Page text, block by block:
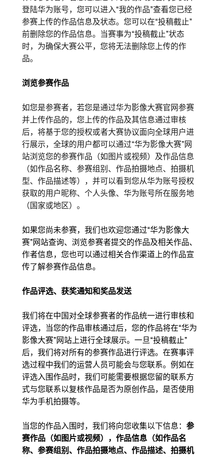
登陆华为账号，您可以进入“我的作品”查看您已经
参赛上传的作品信息及状态。您可以在“投稿截止”
前删除您的作品信息。当赛事为“投稿截止”状态
时，为确保大赛公平，您将无法删除您上传的作
品。
浏览参赛作品
如您是参赛者，若您是通过华为影像大赛官网参赛
并上传作品的，您上传的作品及其信息通过审核
后，将基于您的授权或者大赛协议面向全球用户进
行展示，全球的用户都可以通过“华为影像大赛”网
站浏览您的参赛作品（如图片或视频）及作品信息
（如作品名称、参赛组别、作品拍摄地点、拍摄机
型、作品描述等），并可以看到您从华为账号授权
获取的用户昵称、个人头像、华为账号所在服务地
（国家或地区）。
如果您尚未参赛，我们也欢迎您通过“华为影像大
赛”网站查询、浏览参赛者提交的作品及相关作品、
作者信息，您也可以通过相关合作渠道上的作品宣
传了解参赛作品信息。
作品评选、获奖通知和奖品发送
我们将在中国对全球参赛者的作品统一进行审核和
评选，当您的作品审核通过后，您的作品将在“华为
影像大赛”网站上进行全球展示。一旦“投稿截止”
后，我们将对所有的参赛作品进行评选。在赛事评
选过程中我们的运营人员可能会与您联系。例如在
评选入围作品时，我们可能需要根据您留的联系方
式与您联系以复核作品是否为原创作品，是否使用
华为手机拍摄等。
当您的作品入围时，我们将向您收集以下信息： 参
赛作品（如图片或视频），作品信息（如作品名
称、参赛组别、作品拍摄地点、作品描述、拍摄机